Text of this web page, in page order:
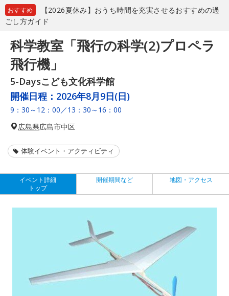
おすすめ
【2026夏休み】おうち時間を充実させるおすすめの過
ごし方ガイド
科学教室「飛行の科学(2)プロペラ
飛行機」
5-Daysこども文化科学館
開催日程： 2026年8月9日(日)
9：30～12：00／13：30～16：00
広島県広島市中区
体験イベント・アクティビティ
イベント詳細
トップ
開催期間など 地図・アクセス